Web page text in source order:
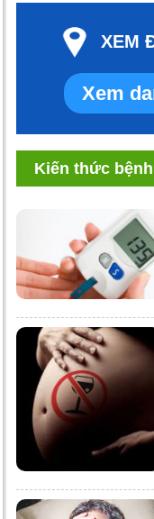
XEM
Xem
Kiến thức